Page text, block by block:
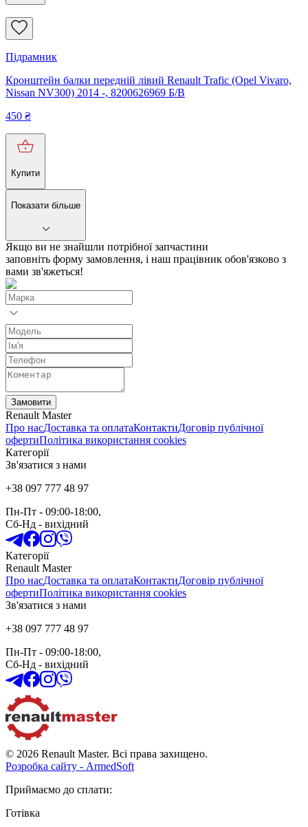
Підрамник
Кронштейн балки передній лівий Renault Trafic (Opel Vivaro,
Nissan NV300) 2014 -, 8200626969 Б/В
450 ₴
Купити
Показати більше
Якщо ви не знайшли потрібної запчастини
заповніть форму замовлення, і наш працівник обов'язково з
вами зв'яжеться!
Замовити
Renault Master
Про насДоставка та оплатаКонтактиДоговір публічної
офертиПолітика використання cookies
Категорії
Зв'язатися з нами
+38 097 777 48 97
Пн-Пт - 09:00-18:00,
Сб-Нд - вихідний
Категорії
Renault Master
Про насДоставка та оплатаКонтактиДоговір публічної
офертиПолітика використання cookies
Зв'язатися з нами
+38 097 777 48 97
Пн-Пт - 09:00-18:00,
Сб-Нд - вихідний
© 2026 Renault Master. Всі права захищено.
Розробка сайту - ArmedSoft
Приймаємо до сплати:
Готівка